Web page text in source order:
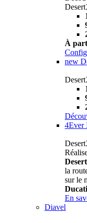
À
new
4Ever
la
sur le
Ducati
En
Diavel